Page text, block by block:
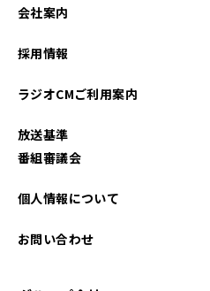
会社案内
採用情報
ラジオCMご利用案内
放送基準
番組審議会
個人情報について
お問い合わせ